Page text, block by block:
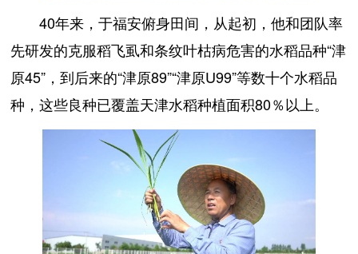
40年来，于福安俯身田间，从起初，他和团队率
先研发的克服稻飞虱和条纹叶枯病危害的水稻品种“津
原45”，到后来的“津原89”“津原U99”等数十个水稻品
种，这些良种已覆盖天津水稻种植面积80％以上。